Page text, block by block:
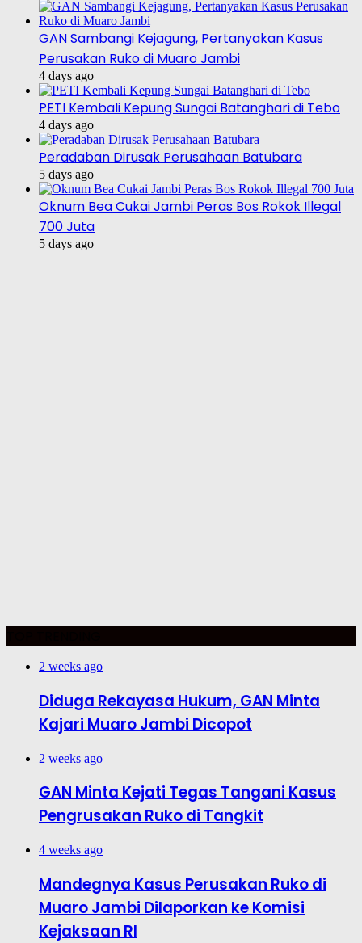
GAN Sambangi Kejagung, Pertanyakan Kasus
Perusakan Ruko di Muaro Jambi
4 days ago
PETI Kembali Kepung Sungai Batanghari di Tebo
4 days ago
Peradaban Dirusak Perusahaan Batubara
5 days ago
Oknum Bea Cukai Jambi Peras Bos Rokok Illegal
700 Juta
5 days ago
2 weeks ago
Diduga Rekayasa Hukum, GAN Minta
Kajari Muaro Jambi Dicopot
2 weeks ago
GAN Minta Kejati Tegas Tangani Kasus
Pengrusakan Ruko di Tangkit
4 weeks ago
Mandegnya Kasus Perusakan Ruko di
Muaro Jambi Dilaporkan ke Komisi
Kejaksaan RI